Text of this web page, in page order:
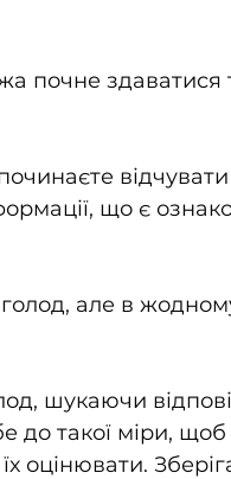
почне здаватися
що є
але в
шукаючи
такої міри, щоб
оцінювати.